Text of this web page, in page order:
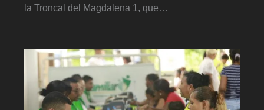
la Troncal del Magdalena 1, que…